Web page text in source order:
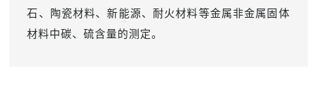
石、陶瓷材料、新能源、耐火材料等金属非金属固体
材料中碳、硫含量的测定。